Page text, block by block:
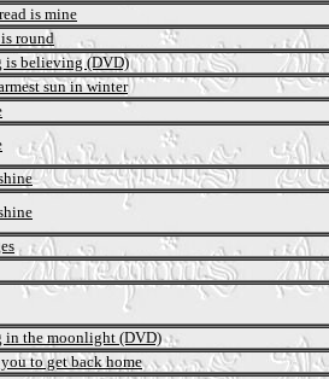
is mine
round
is believing (DVD)
sun in winter
the moonlight (DVD)
to get back home